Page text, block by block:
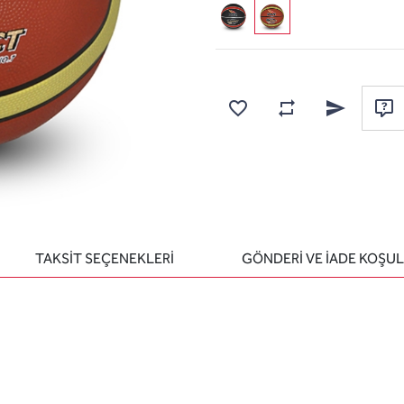
Favorilere ekle
KarşılaştırmaArkadaşına
TAKSİT SEÇENEKLERİ GÖNDERİ VE İADE